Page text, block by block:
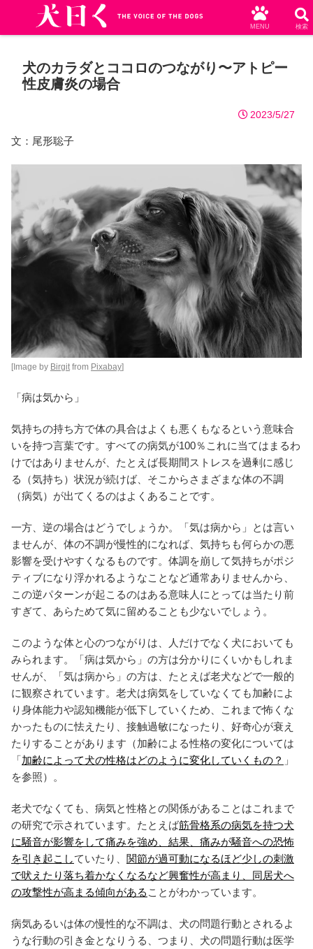
犬のカラダとココロのつながり〜アトピー
性皮膚炎の場合
2023/5/27
文：尾形聡子
[Image by Birgitfrom Pixabay]
「病は気から」
気持ちの持ち方で体の具合はよくも悪くもなるという意味合
いを持つ言葉です。すべての病気が100％これに当てはまるわ
けではありませんが、たとえば長期間ストレスを過剰に感じ
る（気持ち）状況が続けば、そこからさまざまな体の不調
（病気）が出てくるのはよくあることです。
一方、逆の場合はどうでしょうか。「気は病から」とは言い
ませんが、体の不調が慢性的になれば、気持ちも何らかの悪
影響を受けやすくなるものです。体調を崩して気持ちがポジ
ティブになり浮かれるようなことなど通常ありませんから、
この逆パターンが起こるのはある意味人にとっては当たり前
すぎて、あらためて気に留めることも少ないでしょう。
このような体と心のつながりは、人だけでなく犬においても
みられます。「病は気から」の方は分かりにくいかもしれま
せんが、「気は病から」の方は、たとえば老犬などで一般的
に観察されています。老犬は病気をしていなくても加齢によ
り身体能力や認知機能が低下していくため、これまで怖くな
かったものに怯えたり、接触過敏になったり、好奇心が衰え
たりすることがあります（加齢による性格の変化については
「加齢によって犬の性格はどのように変化していくもの？ 」
を参照）。
老犬でなくても、病気と性格との関係があることはこれまで
の研究で示されています。たとえば筋骨格系の病気を持つ犬
に騒音が影響をして痛みを強め、結果、痛みが騒音への恐怖
を引き起こしていたり、 関節が過可動になるほど少しの刺激
で吠えたり落ち着かなくなるなど興奮性が高まり、同居犬へ
の攻撃性が高まる傾向がある ことがわかっています。
病気あるいは体の慢性的な不調は、犬の問題行動とされるよ
うな行動の引き金となりうる、つまり、犬の問題行動は医学
MENU 検索